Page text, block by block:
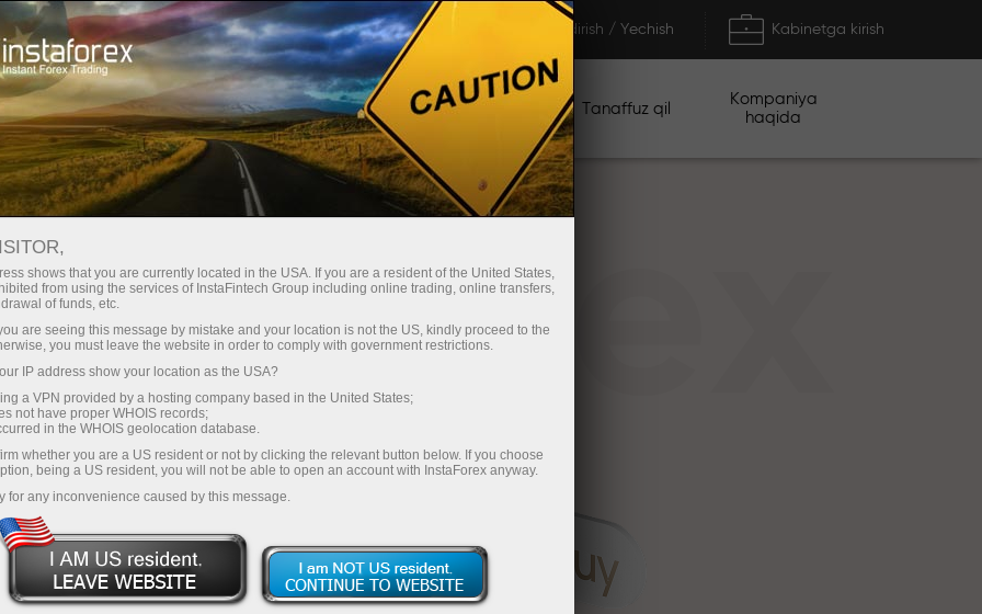
Hisob-varag'ini tez ochish Savdo platformasi To'ldirish / Yechish Kabinetga kirish
Endi ish
uchun
Investorlar uchun Hamkorlar uchun Promoaksiyalar Tanaffuz qil
Kompaniya
haqida
shows that you are currently located in the USA. If you are a resident of the United States,
from using the services of InstaFintech Group including online trading, online transfers,
of funds, etc.
are seeing this message by mistake and your location is not the US, kindly proceed to the
you must leave the website in order to comply with government restrictions.
IP address show your location as the USA?
a VPN provided by a hosting company based in the United States;
not have proper WHOIS records;
in the WHOIS geolocation database.
whether you are a US resident or not by clicking the relevant button below. If you choose
being a US resident, you will not be able to open an account with InstaForex anyway.
for any inconvenience caused by this message.